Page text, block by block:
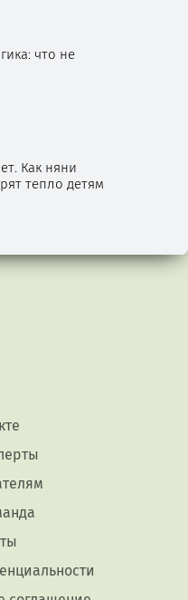
что не
Как няни
тепло детям